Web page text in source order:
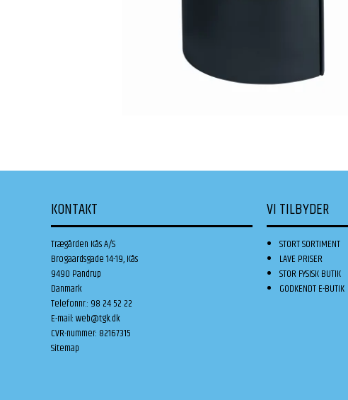
KONTAKT
Trægården Kås A/S
Brogaardsgade 14-19, Kås
9490 Pandrup
Danmark
Telefonnr.: 98 24 52 22
E-mail:web@tgk.dk
CVR-nummer: 82167315
Sitemap
VI TILBYDER
STORT SORTIMENT
LAVE PRISER
STOR FYSISK BUTIK
GODKENDT E-BUTIK